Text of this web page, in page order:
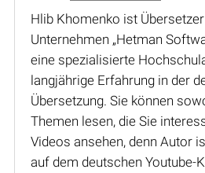
Hlib Khomenko ist
Unternehmen „Hetman
eine spezialisierte
langjährige Erfahrung in der
Übersetzung. Sie können
Themen lesen, die Sie
Videos ansehen, denn Autor
auf dem deutschen Youtube-